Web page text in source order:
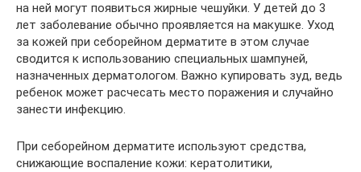
на ней могут появиться жирные чешуйки. У детей до 3
лет заболевание обычно проявляется на макушке. Уход
за кожей при себорейном дерматите в этом случае
сводится к использованию специальных шампуней,
назначенных дерматологом. Важно купировать зуд, ведь
ребенок может расчесать место поражения и случайно
занести инфекцию.
При себорейном дерматите используют средства,
снижающие воспаление кожи: кератолитики,